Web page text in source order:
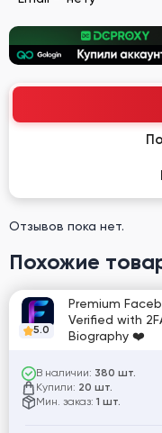
Отзывов пока нет.
Похожие
5.0
Premium
Verified with
Biography ❤️
В наличии: 380 шт.
Купили: 20 шт.
Мин. заказ: 1 шт.